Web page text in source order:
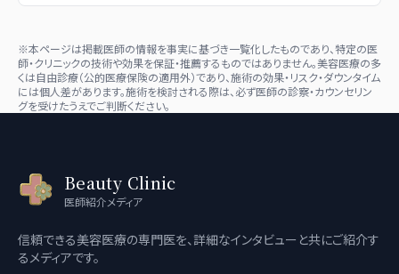
※本ページは掲載医師の情報を事実に基づき一覧化したものであり、特定の医
師・クリニックの技術や効果を保証・推薦するものではありません。美容医療の多
くは自由診療（公的医療保険の適用外）であり、施術の効果・リスク・ダウンタイム
には個人差があります。施術を検討される際は、必ず医師の診察・カウンセリン
グを受けたうえでご判断ください。
Beauty Clinic
医師紹介メディア
信頼できる美容医療の専門医を、詳細なインタビューと共にご紹介す
るメディアです。